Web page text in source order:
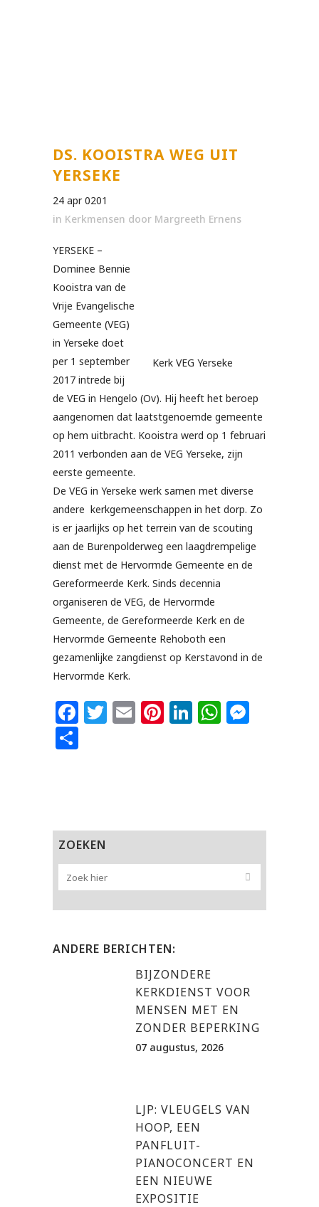
DS. KOOISTRA WEG UIT
YERSEKE
24 apr 0201
in Kerkmensen door Margreeth Ernens
Kerk VEG Yerseke
YERSEKE –
Dominee Bennie
Kooistra van de
Vrije Evangelische
Gemeente (VEG)
in Yerseke doet
per 1 september
2017 intrede bij
de VEG in Hengelo (Ov). Hij heeft het beroep
aangenomen dat laatstgenoemde gemeente
op hem uitbracht. Kooistra werd op 1 februari
2011 verbonden aan de VEG Yerseke, zijn
eerste gemeente.
De VEG in Yerseke werk samen met diverse
andere kerkgemeenschappen in het dorp. Zo
is er jaarlijks op het terrein van de scouting
aan de Burenpolderweg een laagdrempelige
dienst met de Hervormde Gemeente en de
Gereformeerde Kerk. Sinds decennia
organiseren de VEG, de Hervormde
Gemeente, de Gereformeerde Kerk en de
Hervormde Gemeente Rehoboth een
gezamenlijke zangdienst op Kerstavond in de
Hervormde Kerk.
Facebook
Twitter
EmailPinterest
LinkedIn
ZOEKEN
ANDERE BERICHTEN:
BIJZONDERE
KERKDIENST VOOR
MENSEN MET EN
ZONDER BEPERKING
07 augustus, 2026
LJP: VLEUGELS VAN
HOOP, EEN
PANFLUIT-
PIANOCONCERT EN
EEN NIEUWE
EXPOSITIE